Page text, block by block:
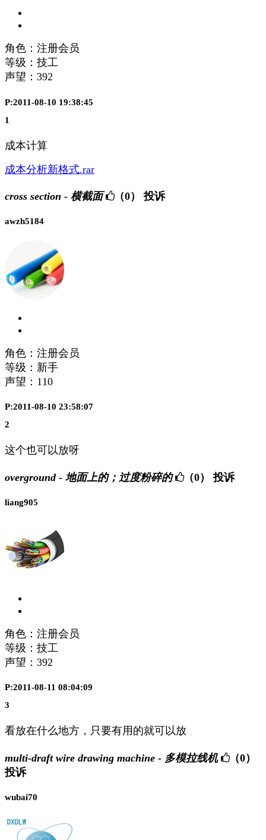
角色：注册会员
等级：技工
声望： 392
P:2011-08-10 19:38:45
1
成本计算
成本分析新格式.rar
cross section - 横截面 （0） 投诉
awzh5184
角色：注册会员
等级：新手
声望： 110
P:2011-08-10 23:58:07
2
这个也可以放呀
overground - 地面上的；过度粉碎的 （0） 投诉
liang905
角色：注册会员
等级：技工
声望： 392
P:2011-08-11 08:04:09
3
看放在什么地方，只要有用的就可以放
multi-draft wire drawing machine - 多模拉线机
（0）
投诉
wubai70